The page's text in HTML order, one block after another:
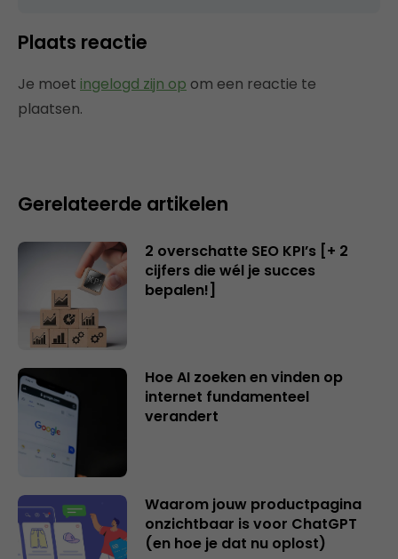
Plaats reactie
Je moet ingelogd zijn op om een reactie te
plaatsen.
Gerelateerde artikelen
2 overschatte SEO KPI’s [+ 2
cijfers die wél je succes
bepalen!]
Hoe AI zoeken en vinden op
internet fundamenteel
verandert
Waarom jouw productpagina
onzichtbaar is voor ChatGPT
(en hoe je dat nu oplost)